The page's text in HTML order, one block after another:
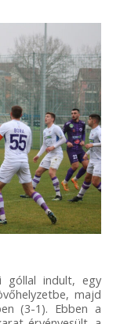
góllal indult, egy
majd
(3-1). Ebben a